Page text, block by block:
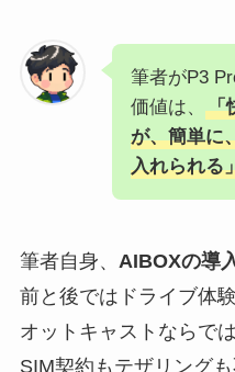
筆者がP3
価値は、
「
が、簡単に
入れられる
筆者自身、 AIBOXの導
前と後ではドライブ体
オットキャストならで
SIM契約もテザリングも